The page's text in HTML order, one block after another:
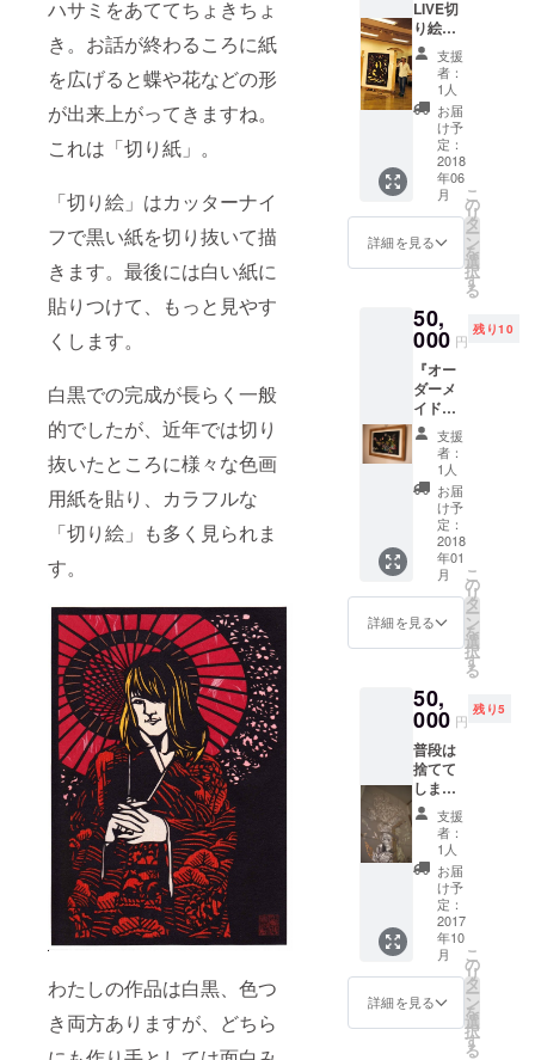
ハサミをあててちょきちょ
き。お話が終わるころに紙
を広げると蝶や花などの形
が出来上がってきますね。
これは「切り紙」。
「切り絵」はカッターナイ
フで黒い紙を切り抜いて描
きます。最後には白い紙に
貼りつけて、もっと見やす
くします。
白黒での完成が長らく一般
的でしたが、近年では切り
抜いたところに様々な色画
用紙を貼り、カラフルな
「切り絵」も多く見られま
す。
わたしの作品は白黒、色つ
き両方ありますが、どちら
ろんな
お話を
できれ
ばと思
いま
す。
ねて2枚
同時に
切り抜
いてい
きま
す。完
成後、
画用紙
は作品
になり
ます。
剥がし
た下絵
れてい
たりし
ます
が、本
作品と
同じよ
うに絵
柄が切
り抜か
れてお
りま
す。
（Lサイ
ズ…約
８０３
ｍｍ×６
５１ｍ
は選べ
ませ
ん。
LIVE切
り絵パ
フォー
マン
ス」～
BGM流
してひ
とりで
公演～
あなた
の街
へ、会
場へ、
黒い
キャン
切り抜
いて作
品を描
くパ
フォー
マンス
を公演
しにま
いりま
す。会
場規模
はこれ
まで、
カフェ
バー、
図書館
ホー
育館、
路上、
など
様々な
場所で
行って
まいり
まし
た。
30000
円の
コース
では、
簡易的
な音響
機材を
持参し
支援
者：
1人
お届
け予
定：
2018
年06
月
詳細を見る
こ
の
リ
タ
ー
ン
を
選
択
す
る
50,
000 円
残り10
『オー
ダーメ
イド作
品制作
（455×
379）＋
白い切
り絵の
ポスト
カード
20種
（非売
品）』
額装し
た作品
を、オ
ルで制
作いた
しま
す。サ
イズは
F8（45
5×379
）。 ご
家族・
ご友人
のため
の贈り
物や、
または
「おま
かせ
で」と
支援
者：
1人
お届
け予
定：
2018
年01
月
詳細を見る
こ
の
リ
タ
ー
ン
を
選
択
す
る
50,
000 円
残り5
普段は
捨てて
しまう
物です
が…
「個展
に展示
する切
り絵作
品の下
絵（Lサ
ズ）」
切り絵
を制作
するに
支援
者：
1人
お届
け予
定：
2017
年10
月
詳細を見る
こ
の
リ
タ
ー
ン
を
選
択
す
る